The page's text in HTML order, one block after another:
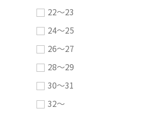
22～23
24～25
26～27
28～29
30～31
32～